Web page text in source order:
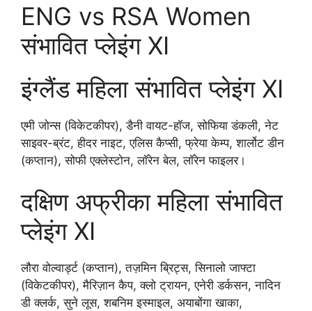
ENG vs RSA Women
संभावित प्लेइंग XI
इंग्लैंड महिला संभावित प्लेइंग XI
एमी जोन्स (विकेटकीपर), डैनी वायट-हॉज, सोफिया डंकली, नेट
साइवर-ब्रंट, हीदर नाइट, एलिस कैप्सी, फ्रेया केम्प, शार्लोट डीन
(कप्तान), सोफी एक्लेस्टोन, लॉरेन बेल, लॉरेन फाइलर।
दक्षिण अफ्रीका महिला संभावित
प्लेइंग XI
लौरा वोल्वार्ड्ट (कप्तान), तज़मिन ब्रिट्स, सिनालो जाफ्टा
(विकेटकीपर), मैरिज़ान कैप, क्लो ट्रायन, एनेरी डर्कसन, नादिन
डी क्लर्क, सुने लूस, शबनिम इस्माइल, अयाबोंगा खाका,